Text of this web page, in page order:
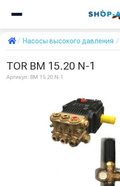
Насосы высокого давления
TOR BM 15.20 N-1
Артикул: BM 15.20 N-1